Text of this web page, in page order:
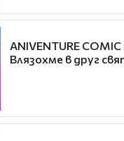
ANIVENTURE
Влязохме в друг